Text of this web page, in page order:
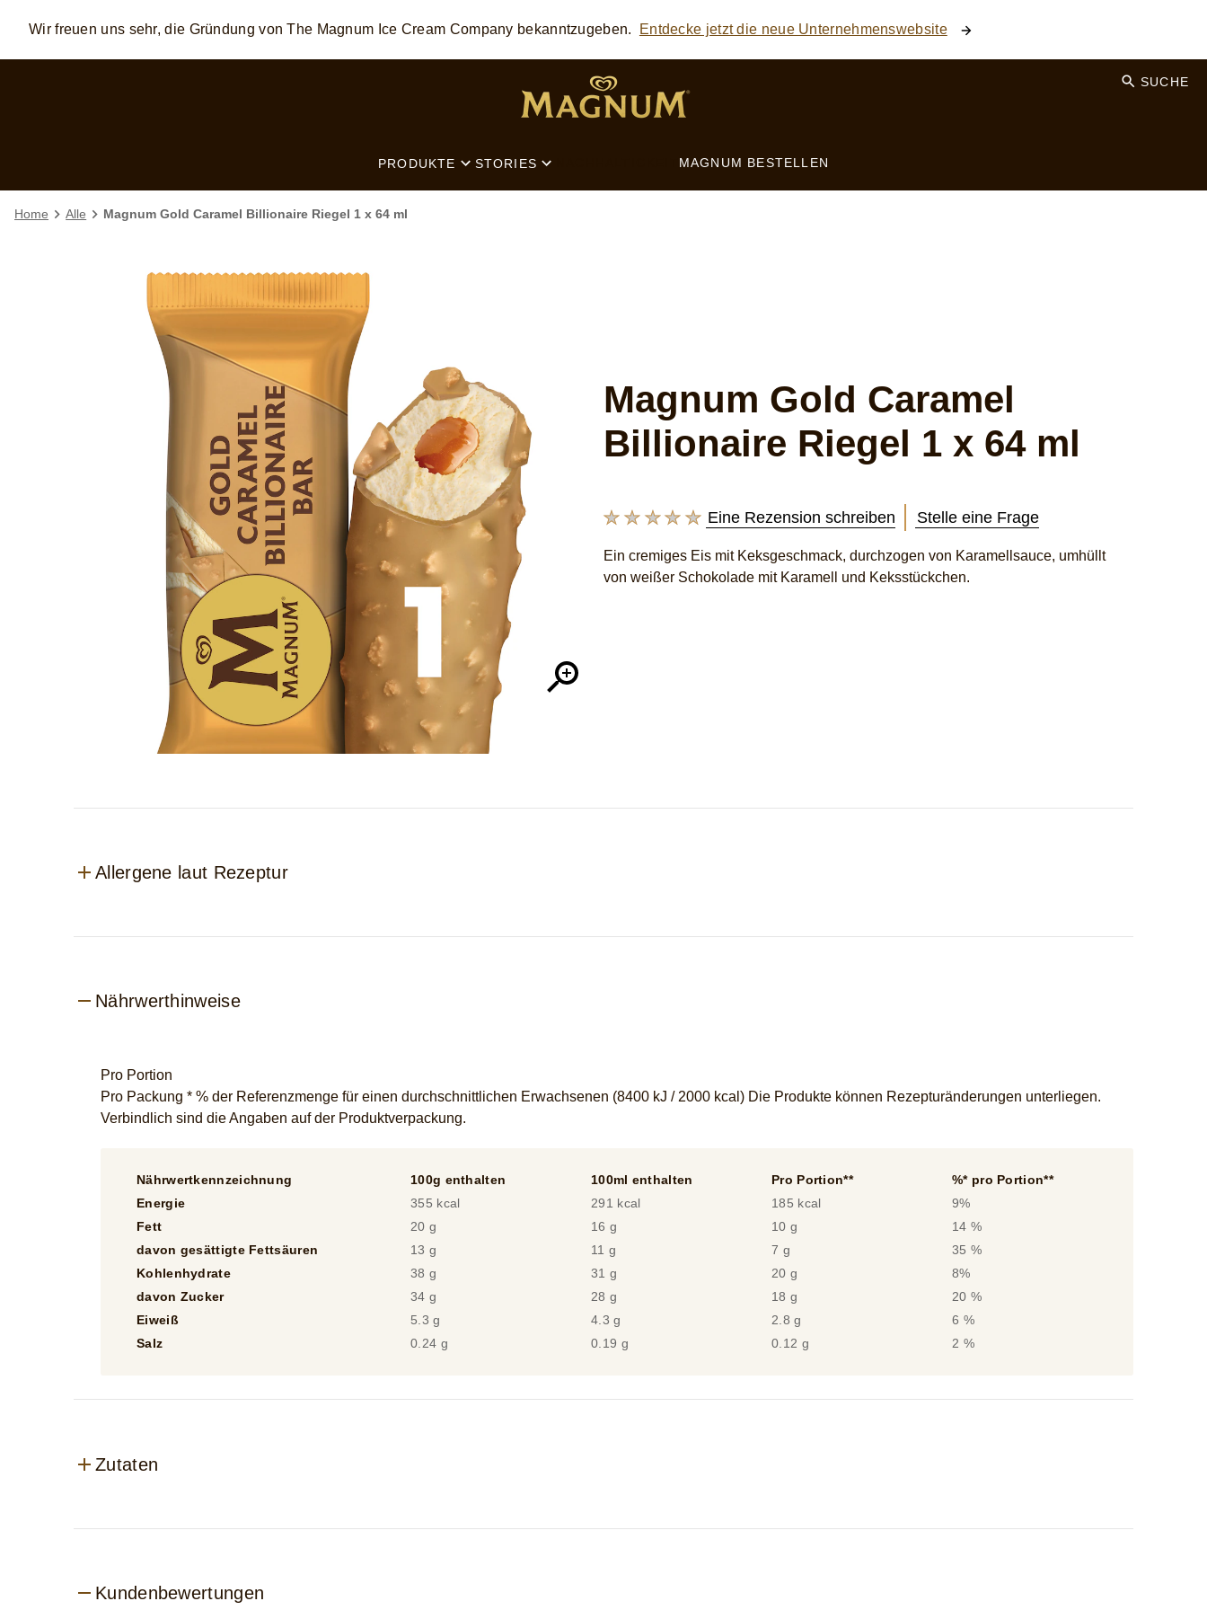
Skip to: MAIN CONTENT FOOTER SEARCH
Wir freuen uns sehr, die Gründung von The Magnum Ice Cream Company bekanntzugeben. Entdecke jetzt die neue Unternehmenswebsite
PRODUKTE STORIES MAGNUM BESTELLEN
SUCHE
Home Alle Magnum Gold Caramel Billionaire Riegel 1 x 64 ml
Magnum Gold Caramel
Billionaire Riegel 1 x 64 ml
Keine
für
dieses
Eine Rezension schreiben Stelle eine Frage
Ein cremiges Eis mit Keksgeschmack, durchzogen von Karamellsauce, umhüllt
von weißer Schokolade mit Karamell und Keksstückchen.
Allergene laut Rezeptur
Nährwerthinweise
Pro Portion
Pro Packung * % der Referenzmenge für einen durchschnittlichen Erwachsenen (8400 kJ / 2000 kcal) Die Produkte können Rezepturänderungen unterliegen.
Verbindlich sind die Angaben auf der Produktverpackung.
Nährwertkennzeichnung 100g enthalten 100ml enthalten Pro Portion**
%* pro Portion**
Energie
355 kcal 291 kcal 185 kcal
9%
Fett
20 g 16 g 10 g
14 %
davon gesättigte Fettsäuren
13 g 11 g 7 g
35 %
Kohlenhydrate
38 g 31 g 20 g
8%
davon Zucker
34 g 28 g 18 g
20 %
Eiweiß
5.3 g 4.3 g 2.8 g
6 %
Salz
0.24 g 0.19 g 0.12 g 2 %
Zutaten
Kundenbewertungen